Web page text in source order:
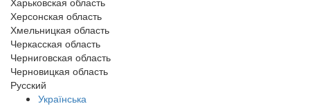
Херсонская область
Хмельницкая область
Черкасская область
Черниговская область
Черновицкая область
Русский
Українська